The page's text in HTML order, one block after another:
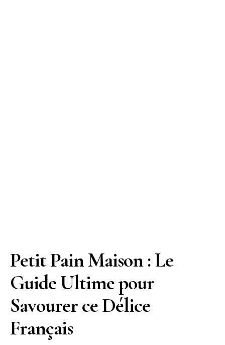
Petit Pain Maison : Le
Guide Ultime pour
Savourer ce Délice
Français